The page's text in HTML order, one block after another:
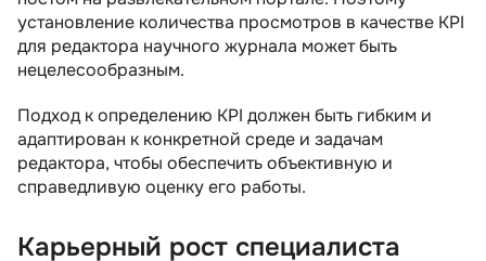
установление количества просмотров в качестве KPI
для редактора научного журнала может быть
нецелесообразным.
Подход к определению KPI должен быть гибким и
адаптирован к конкретной среде и задачам
редактора, чтобы обеспечить объективную и
справедливую оценку его работы.
Карьерный рост специалиста